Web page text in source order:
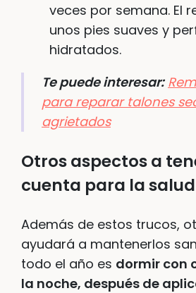
veces por semana. El
unos pies suaves y
hidratados.
Te puede interesar:
para reparar talones
agrietados
Otros aspectos a
cuenta para la
Además de estos trucos,
ayudará a mantenerlos
todo el año es dormir con
la noche, después de